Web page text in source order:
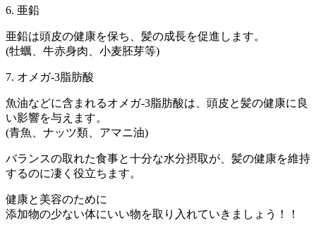
6. 亜鉛
亜鉛は頭皮の健康を保ち、髪の成長を促進します。
(牡蠣、牛赤身肉、小麦胚芽等)
7. オメガ-3脂肪酸
魚油などに含まれるオメガ-3脂肪酸は、頭皮と髪の健康に良
い影響を与えます。
(青魚、ナッツ類、アマニ油)
バランスの取れた食事と十分な水分摂取が、髪の健康を維持
するのに凄く役立ちます。
健康と美容のために
添加物の少ない体にいい物を取り入れていきましょう！！